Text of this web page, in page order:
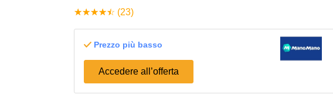
☆☆☆☆☆
★★★★★ (23)
Prezzo più basso
Accedere all’offerta